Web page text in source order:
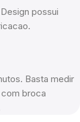
possui
Basta medir
broca